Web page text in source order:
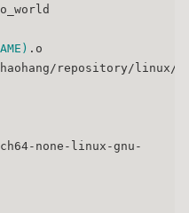
.o
zhaohang/repository/
none-linux-gnu-